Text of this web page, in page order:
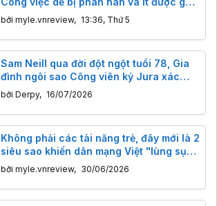
nhận công sức nhất
bởi myle.vnreview, 13:36, Thứ 5
Sam Neill qua đời đột ngột tuổi 78, Gia
đình ngôi sao Công viên kỷ Jura xác
nhận ông đã khỏi ung thư, nhưng
nguyên nhân cái chết chưa rõ
bởi Derpy, 16/07/2026
Không phải các tài năng trẻ, đây mới là 2
siêu sao khiến dân mạng Việt "lùng sục"
nhiều nhất World Cup 2026
bởi myle.vnreview, 30/06/2026